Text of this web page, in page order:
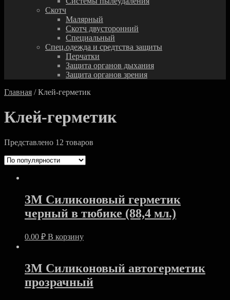
Скотч
Малярный
Скотч двусторонний
Специальный
Спец.одежда и средтства защиты
Перчатки
Защита органов дыхания
Защита органов зрения
Главная / Клей-герметик
Клей-герметик
Представлено 12 товаров
3M Силиконовый герметик
черный в тюбике (88,4 мл.)
0.00 ₽ В корзину
3M Силиконовый автогерметик
прозрачный